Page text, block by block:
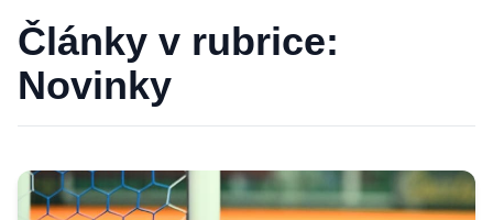
Články v rubrice:
Novinky